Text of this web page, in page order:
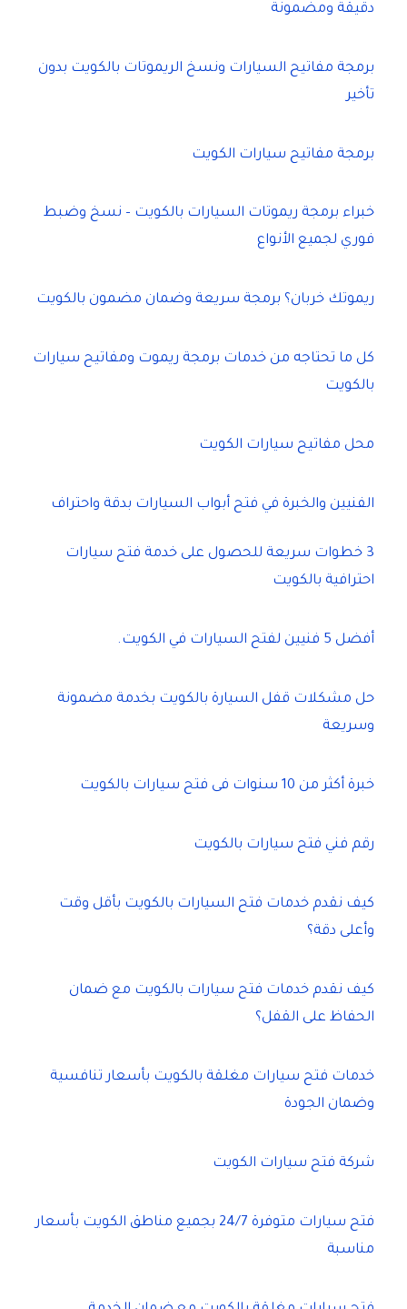
دقيقة ومضمونة
برمجة مفاتيح السيارات ونسخ الريموتات بالكويت بدون
تأخير
برمجة مفاتيح سيارات الكويت
خبراء برمجة ريموتات السيارات بالكويت – نسخ وضبط
فوري لجميع الأنواع
ريموتك خربان؟ برمجة سريعة وضمان مضمون بالكويت
كل ما تحتاجه من خدمات برمجة ريموت ومفاتيح سيارات
بالكويت
محل مفاتيح سيارات الكويت
الفنيين والخبرة في فتح أبواب السيارات بدقة واحتراف
3 خطوات سريعة للحصول على خدمة فتح سيارات
احترافية بالكويت
أفضل 5 فنيين لفتح السيارات في الكويت.
حل مشكلات قفل السيارة بالكويت بخدمة مضمونة
وسريعة
خبرة أكثر من 10 سنوات فى فتح سيارات بالكويت
رقم فني فتح سيارات بالكويت
كيف نقدم خدمات فتح السيارات بالكويت بأقل وقت
وأعلى دقة؟
كيف نقدم خدمات فتح سيارات بالكويت مع ضمان
الحفاظ على القفل؟
خدمات فتح سيارات مغلقة بالكويت بأسعار تنافسية
وضمان الجودة
شركة فتح سيارات الكويت
فتح سيارات متوفرة 24/7 بجميع مناطق الكويت بأسعار
مناسبة